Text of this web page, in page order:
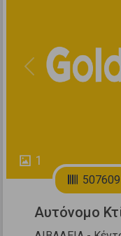
1
Previous
507609
Αυτόνομο